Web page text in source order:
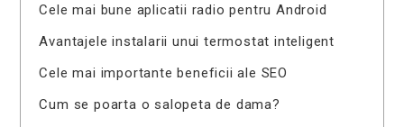
Cele mai bune aplicatii radio pentru Android
Avantajele instalarii unui termostat inteligent
Cele mai importante beneficii ale SEO
Cum se poarta o salopeta de dama?